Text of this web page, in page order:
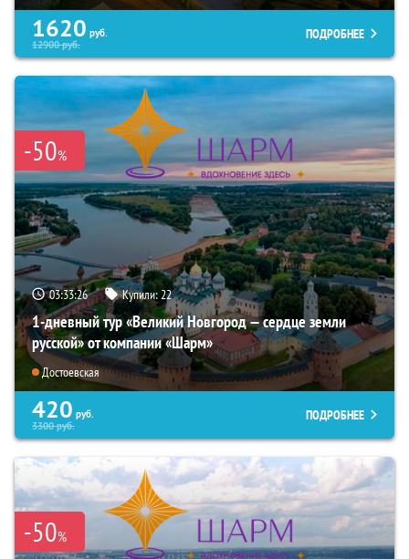
1620 руб.
12900руб.
ПОДРОБНЕЕ
-50%
03:33:25 Купили:22
1-дневный тур «Великий Новгород — сердце земли
русской» от компании «Шарм»
Достоевская
420 руб.
3300руб.
ПОДРОБНЕЕ
-50%